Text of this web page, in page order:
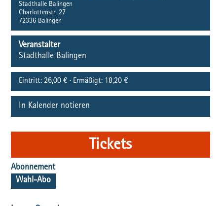
Stadthalle Balingen
Charlottenstr. 27
72336 Balingen
Veranstalter
Stadthalle Balingen
Eintritt: 26,00 € · Ermäßigt: 18,20 €
In Kalender notieren
Tickets
Abonnement
Wahl-Abo